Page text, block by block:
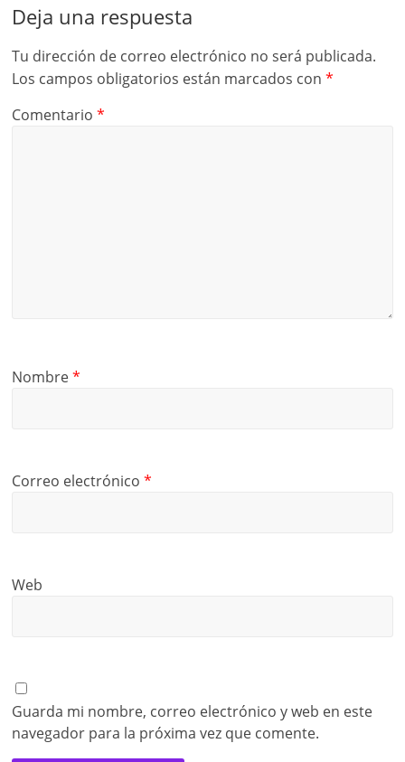
Deja una respuesta
Tu dirección de correo electrónico no será publicada.
Los campos obligatorios están marcados con*
Comentario*
Nombre*
Correo electrónico*
Web
Guarda mi nombre, correo electrónico y web en este
navegador para la próxima vez que comente.